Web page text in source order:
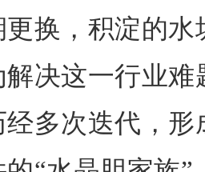
换，积淀的
决这一行业难
多次迭代，